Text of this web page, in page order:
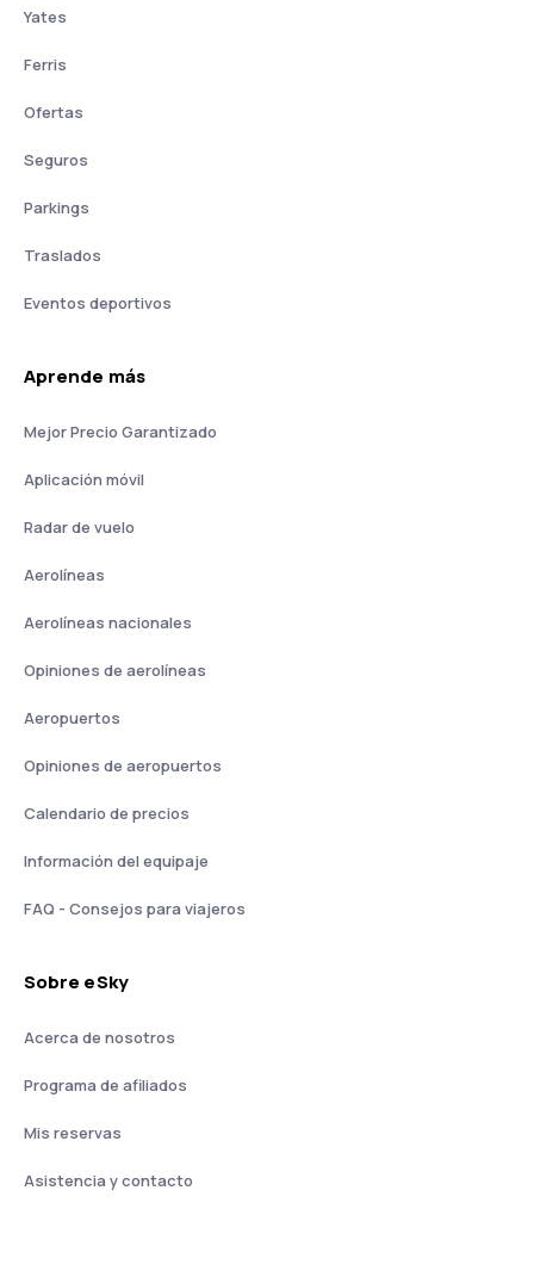
Yates
Ferris
Ofertas
Seguros
Parkings
Traslados
Eventos deportivos
Aprende más
Mejor Precio Garantizado
Aplicación móvil
Radar de vuelo
Aerolíneas
Aerolíneas nacionales
Opiniones de aerolíneas
Aeropuertos
Opiniones de aeropuertos
Calendario de precios
Información del equipaje
FAQ - Consejos para viajeros
Sobre eSky
Acerca de nosotros
Programa de afiliados
Mis reservas
Asistencia y contacto